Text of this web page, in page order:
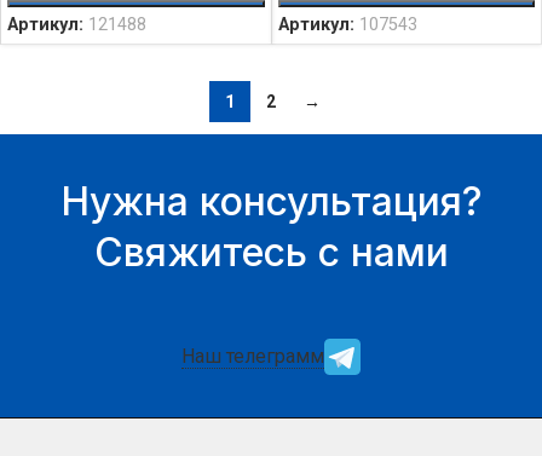
Артикул: 121488 Артикул: 107543
1 2 →
Нужна консультация?
Свяжитесь с нами
Наш телеграмм